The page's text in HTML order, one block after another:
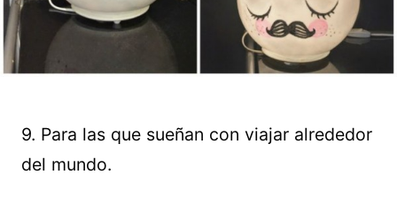
9. Para las que sueñan con viajar alrededor
del mundo.